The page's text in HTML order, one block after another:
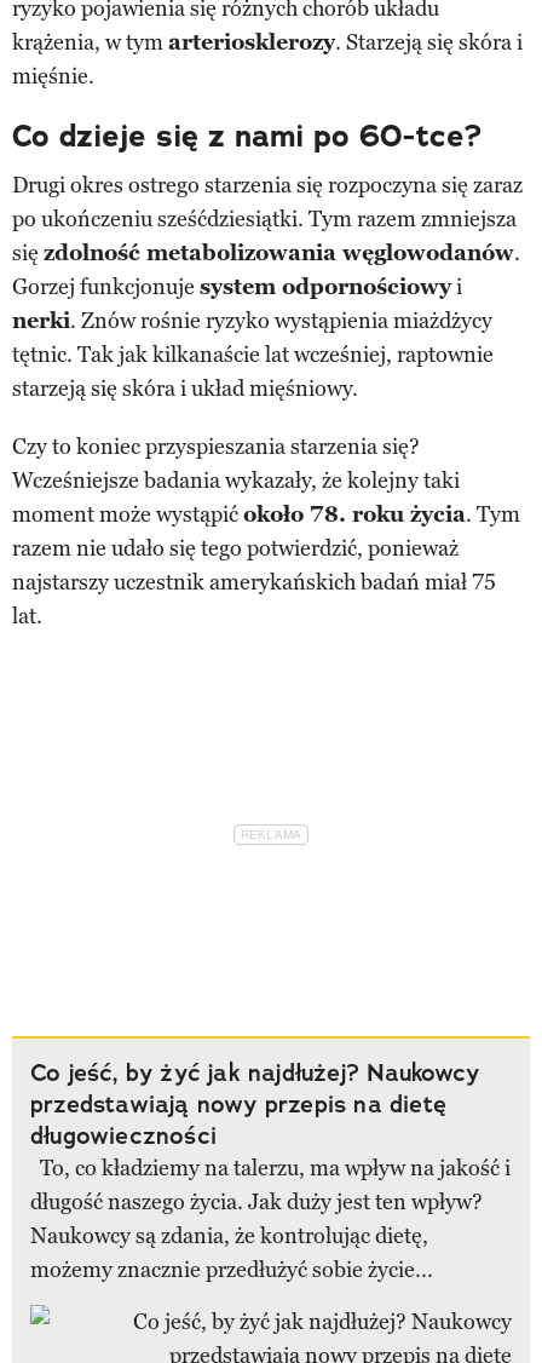
ryzyko pojawienia się różnych chorób układu
krążenia, w tymarteriosklerozy. Starzeją się skóra i
mięśnie.
Co dzieje się z nami po 60-tce?
Drugi okres ostrego starzenia się rozpoczyna się zaraz
po ukończeniu sześćdziesiątki. Tym razem zmniejsza
się zdolność metabolizowania węglowodanów.
Gorzej funkcjonuje system odpornościowyi
nerki. Znów rośnie ryzyko wystąpienia miażdżycy
tętnic. Tak jak kilkanaście lat wcześniej, raptownie
starzeją się skóra i układ mięśniowy.
Czy to koniec przyspieszania starzenia się?
Wcześniejsze badania wykazały, że kolejny taki
moment może wystąpićokoło 78. roku życia. Tym
razem nie udało się tego potwierdzić, ponieważ
najstarszy uczestnik amerykańskich badań miał 75
lat.
Co jeść, by żyć jak najdłużej? Naukowcy
przedstawiają nowy przepis na dietę
długowieczności
To, co kładziemy na talerzu, ma wpływ na jakość i
długość naszego życia. Jak duży jest ten wpływ?
Naukowcy są zdania, że kontrolując dietę,
możemy znacznie przedłużyć sobie życie...